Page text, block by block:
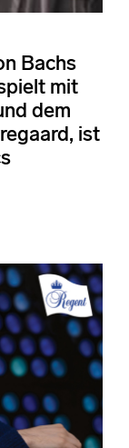
Bachs
mit
dem
ist